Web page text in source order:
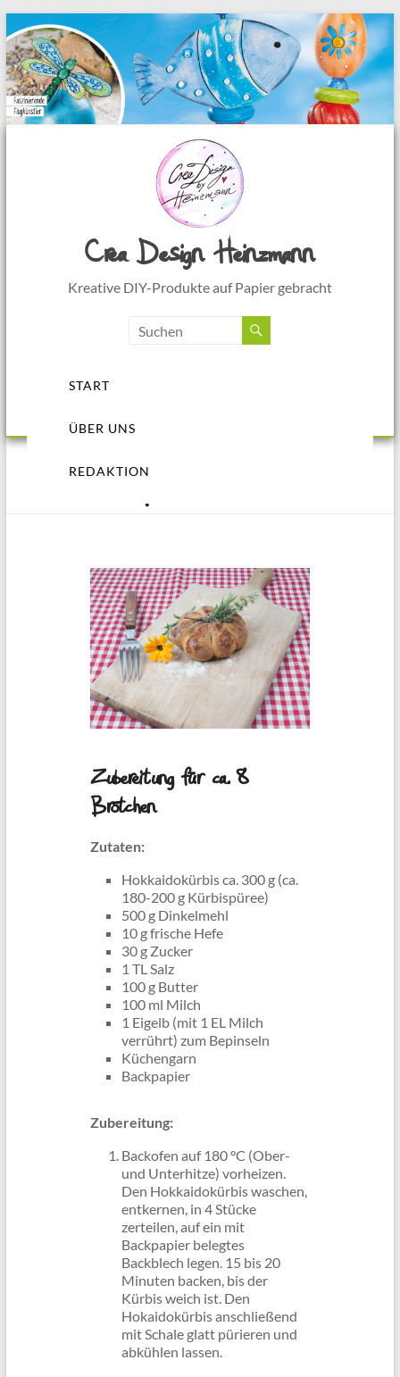
Crea Design Heinzmann
Kreative DIY-Produkte auf Papier gebracht
MenüSTART
ÜBER UNS
REDAKTION
Zubereitung für ca. 8
Brötchen
Zutaten:
Hokkaidokürbis ca. 300 g (ca.
180-200 g Kürbispüree)
500 g Dinkelmehl
10 g frische Hefe
30 g Zucker
1 TL Salz
100 g Butter
100 ml Milch
1 Eigelb (mit 1 EL Milch
verrührt) zum Bepinseln
Küchengarn
Backpapier
Zubereitung:
Backofen auf 180 °C (Ober-
und Unterhitze) vorheizen.
Den Hokkaidokürbis waschen,
entkernen, in 4 Stücke
zerteilen, auf ein mit
Backpapier belegtes
Backblech legen. 15 bis 20
Minuten backen, bis der
Kürbis weich ist. Den
Hokaidokürbis anschließend
mit Schale glatt pürieren und
abkühlen lassen.